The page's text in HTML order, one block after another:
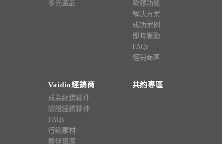
多元產品
軟體功能
解決方案
成功案例
即時脈動
FAQs
經銷商區
Vaidio經銷商
成為經銷夥伴
認證經銷夥伴
FAQs
行銷素材
夥伴資源
共約專區